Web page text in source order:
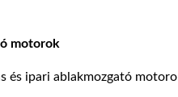
motorok
és ipari ablakmozgató